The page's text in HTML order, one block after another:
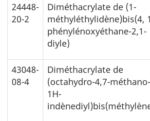
24448-
20-2
Diméthacrylate de (1-
méthyléthylidène)bis(4,
phénylénoxyéthane-2,1-
diyle)
43048-
08-4
Diméthacrylate de
(octahydro-4,7-méthano-
1H-